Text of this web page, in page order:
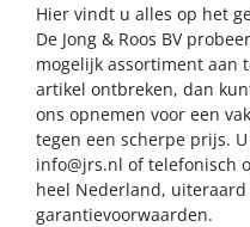
Hier vindt u alles op het
De Jong & Roos BV
mogelijk assortiment aan
artikel ontbreken, dan
ons opnemen voor een
tegen een scherpe prijs.
info@jrs.nl of telefonisch
heel Nederland,
garantievoorwaarden.